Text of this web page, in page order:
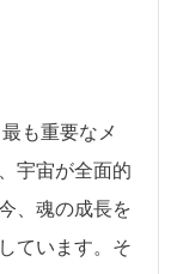
も重要なメ
宇宙が全面的
、魂の成長を
ています。そ